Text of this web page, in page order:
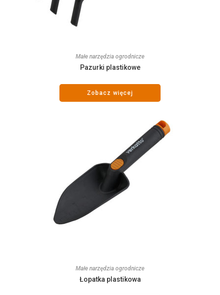
Małe narzędzia ogrodnicze
Pazurki plastikowe
Zobacz więcej
Małe narzędzia ogrodnicze
Łopatka plastikowa